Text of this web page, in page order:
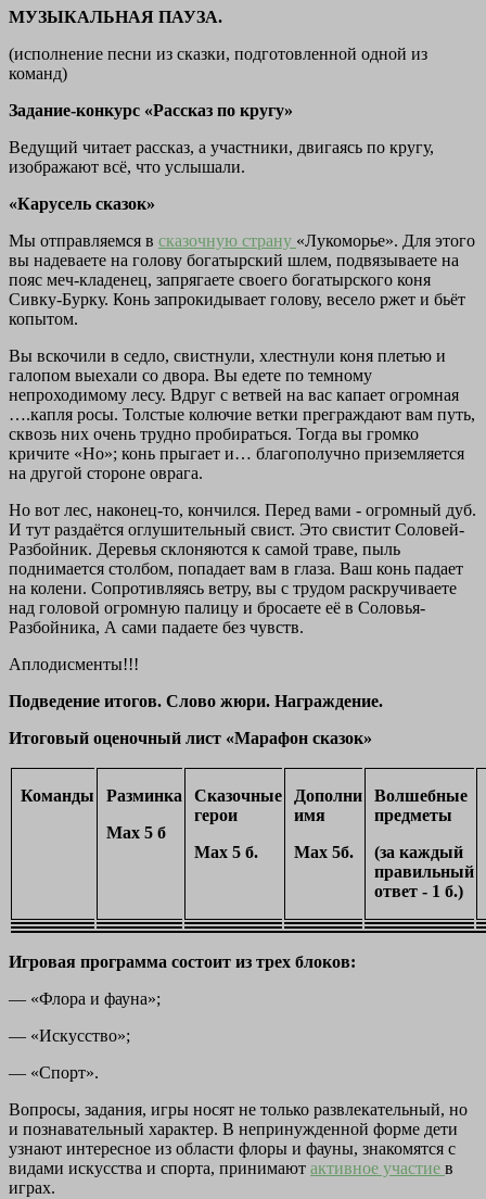
МУЗЫКАЛЬНАЯ ПАУЗА.
(исполнение песни из сказки, подготовленной одной из
команд)
Задание-конкурс «Рассказ по кругу»
Ведущий читает рассказ, а участники, двигаясь по кругу,
изображают всё, что услышали.
«Карусель сказок»
Мы отправляемся в сказочную страну «Лукоморье». Для этого
вы надеваете на голову богатырский шлем, подвязываете на
пояс меч-кладенец, запрягаете своего богатырского коня
Сивку-Бурку. Конь запрокидывает голову, весело ржет и бьёт
копытом.
Вы вскочили в седло, свистнули, хлестнули коня плетью и
галопом выехали со двора. Вы едете по темному
непроходимому лесу. Вдруг с ветвей на вас капает огромная
….капля росы. Толстые колючие ветки преграждают вам путь,
сквозь них очень трудно пробираться. Тогда вы громко
кричите «Но»; конь прыгает и… благополучно приземляется
на другой стороне оврага.
Но вот лес, наконец-то, кончился. Перед вами - огромный дуб.
И тут раздаётся оглушительный свист. Это свистит Соловей-
Разбойник. Деревья склоняются к самой траве, пыль
поднимается столбом, попадает вам в глаза. Ваш конь падает
на колени. Сопротивляясь ветру, вы с трудом раскручиваете
над головой огромную палицу и бросаете её в Соловья-
Разбойника, А сами падаете без чувств.
Аплодисменты!!!
Подведение итогов. Слово жюри. Награждение.
Итоговый оценочный лист «Марафон сказок»
Команды
Разминка
Мах 5 б
Сказочные
герои
Мах 5 б.
Дополни
имя
Мах 5б.
Волшебные
предметы
(за каждый
правильный
ответ - 1 б.)
Игровая программа состоит из трех блоков:
— «Флора и фауна»;
— «Искусство»;
— «Спорт».
Вопросы, задания, игры носят не только развлекательный, но
и познавательный характер. В непринужденной форме дети
узнают интересное из области флоры и фауны, знакомятся с
видами искусства и спорта, принимают активное участие в
играх.